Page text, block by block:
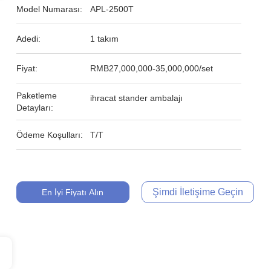
Model Numarası: APL-2500T
Adedi: 1 takım
Fiyat: RMB27,000,000-35,000,000/set
Paketleme
Detayları:
ihracat stander ambalajı
Ödeme Koşulları: T/T
En İyi Fiyatı Alın Şimdi İletişime Geçin